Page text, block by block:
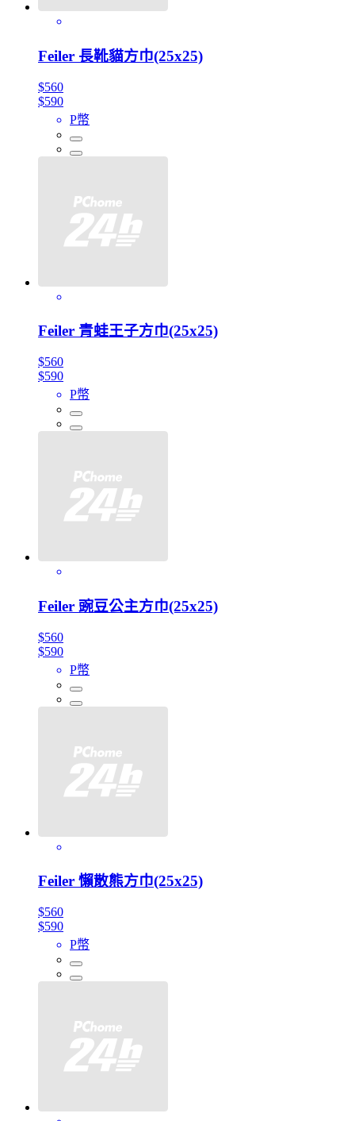
Feiler 長靴貓方巾(25x25)
$560
$590
P幣
Feiler 青蛙王子方巾(25x25)
$560
$590
P幣
Feiler 豌豆公主方巾(25x25)
$560
$590
P幣
Feiler 懶散熊方巾(25x25)
$560
$590
P幣